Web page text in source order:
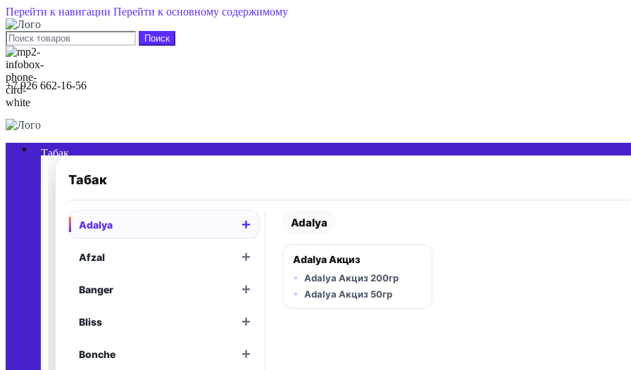
Перейти к навигации Перейти к основному содержимому
Поиск
+7 926 662-16-56
Табак
Табак
Adalya +Раскрыть вложенные категории
Afzal +Раскрыть вложенные категории
Banger +Раскрыть вложенные категории
Bliss +Раскрыть вложенные категории
Bonche +Раскрыть вложенные категории
Adalya
Adalya Акциз
Adalya Акциз 200гр
Adalya Акциз 50гр